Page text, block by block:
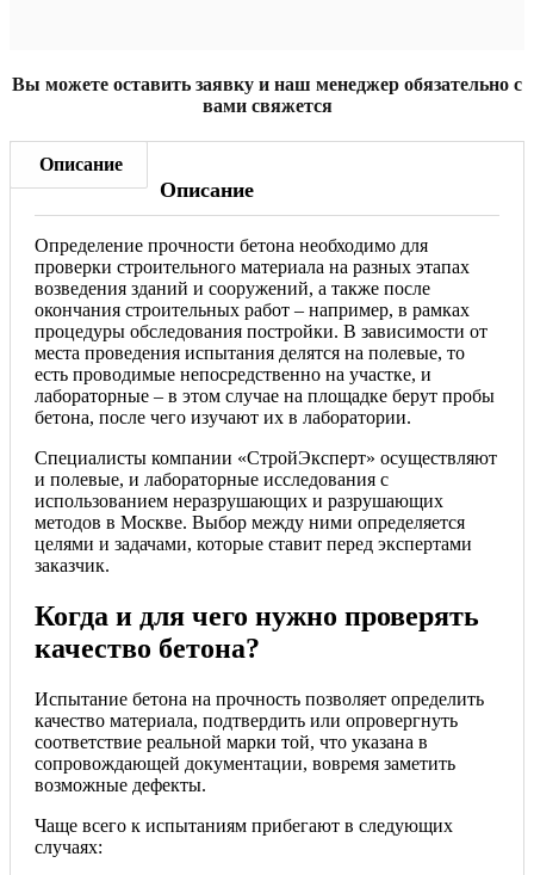
Вы можете оставить заявку и наш менеджер обязательно с
вами свяжется
Описание
Описание
Определение прочности бетона необходимо для
проверки строительного материала на разных этапах
возведения зданий и сооружений, а также после
окончания строительных работ – например, в рамках
процедуры обследования постройки. В зависимости от
места проведения испытания делятся на полевые, то
есть проводимые непосредственно на участке, и
лабораторные – в этом случае на площадке берут пробы
бетона, после чего изучают их в лаборатории.
Специалисты компании «СтройЭксперт» осуществляют
и полевые, и лабораторные исследования с
использованием неразрушающих и разрушающих
методов в Москве. Выбор между ними определяется
целями и задачами, которые ставит перед экспертами
заказчик.
Когда и для чего нужно проверять
качество бетона?
Испытание бетона на прочность позволяет определить
качество материала, подтвердить или опровергнуть
соответствие реальной марки той, что указана в
сопровождающей документации, вовремя заметить
возможные дефекты.
Чаще всего к испытаниям прибегают в следующих
случаях: